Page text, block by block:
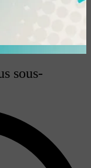
sous-